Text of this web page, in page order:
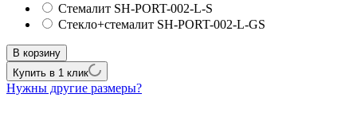
Стемалит SH-PORT-002-L-S
Стекло+стемалит SH-PORT-002-L-GS
В корзину
Купить в 1 клик
Нужны другие размеры?